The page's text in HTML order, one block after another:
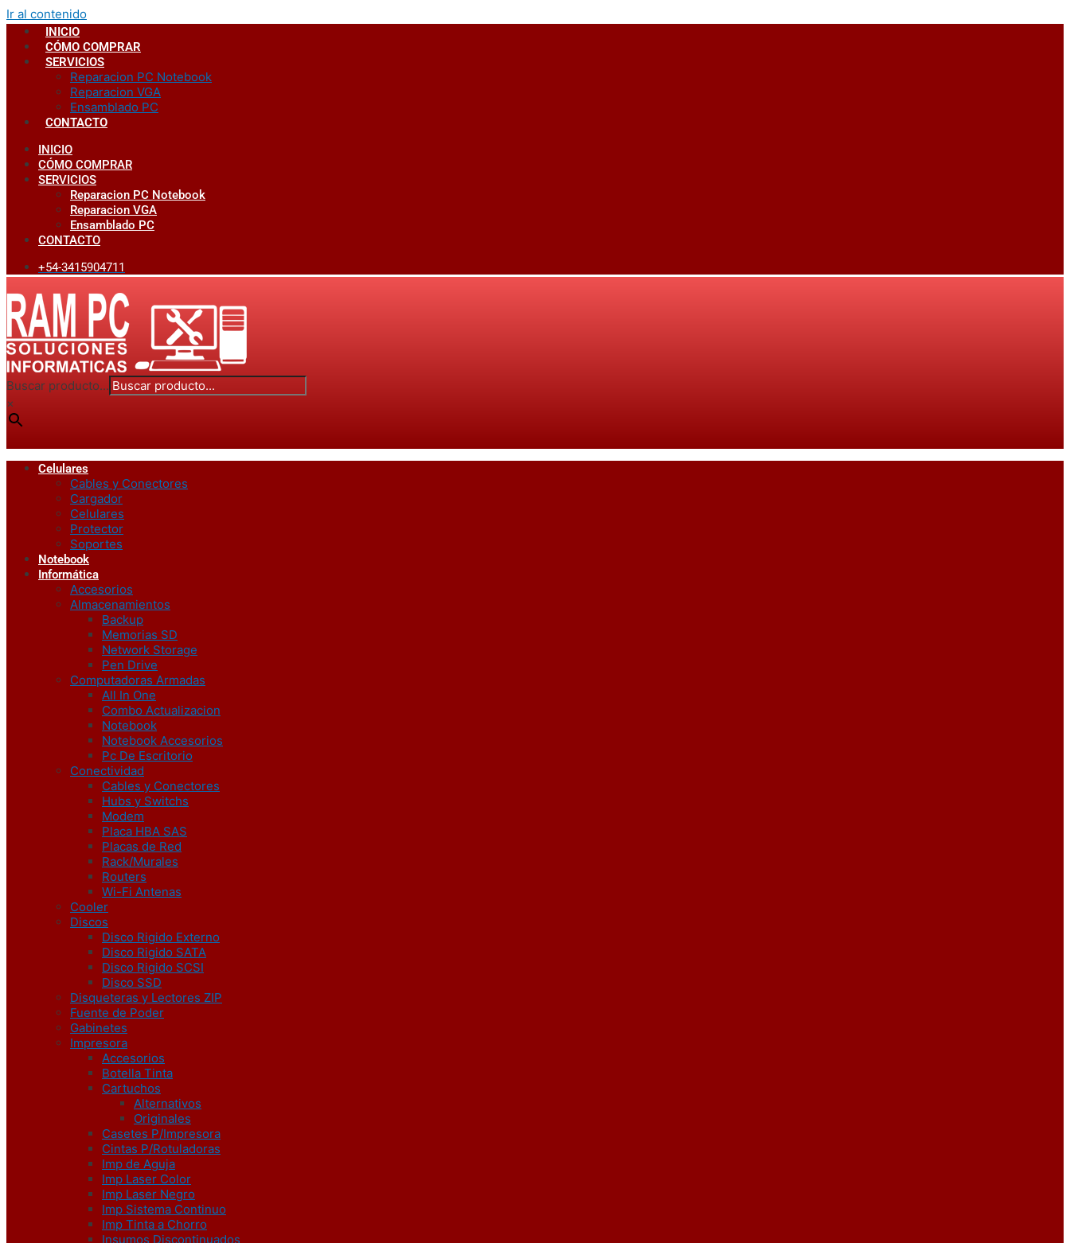
Ir al contenido
INICIO
CÓMO COMPRAR
SERVICIOS
Reparacion PC Notebook
Reparacion VGA
Ensamblado PC
CONTACTO
INICIO
CÓMO COMPRAR
SERVICIOS
Reparacion PC Notebook
Reparacion VGA
Ensamblado PC
CONTACTO
+54-3415904711
Buscar producto...
×
Celulares
Cables y Conectores
Cargador
Celulares
Protector
Soportes
Notebook
Informática
Accesorios
Almacenamientos
Backup
Memorias SD
Network Storage
Pen Drive
Computadoras Armadas
All In One
Combo Actualizacion
Notebook
Notebook Accesorios
Pc De Escritorio
Conectividad
Cables y Conectores
Hubs y Switchs
Modem
Placa HBA SAS
Placas de Red
Rack/Murales
Routers
Wi-Fi Antenas
Cooler
Discos
Disco Rigido Externo
Disco Rigido SATA
Disco Rigido SCSI
Disco SSD
Disqueteras y Lectores ZIP
Fuente de Poder
Gabinetes
Impresora
Accesorios
Botella Tinta
Cartuchos
Alternativos
Originales
Casetes P/Impresora
Cintas P/Rotuladoras
Imp de Aguja
Imp Laser Color
Imp Laser Negro
Imp Sistema Continuo
Imp Tinta a Chorro
Insumos Discontinuados